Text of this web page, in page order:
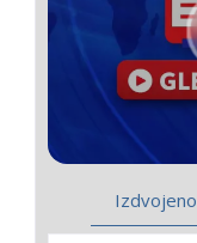
Izdvojeno